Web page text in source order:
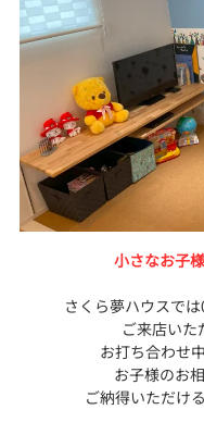
小さなお子
さくら夢ハウスで
ご来店いた
お打ち合わせ
お子様のお
ご納得いただけ